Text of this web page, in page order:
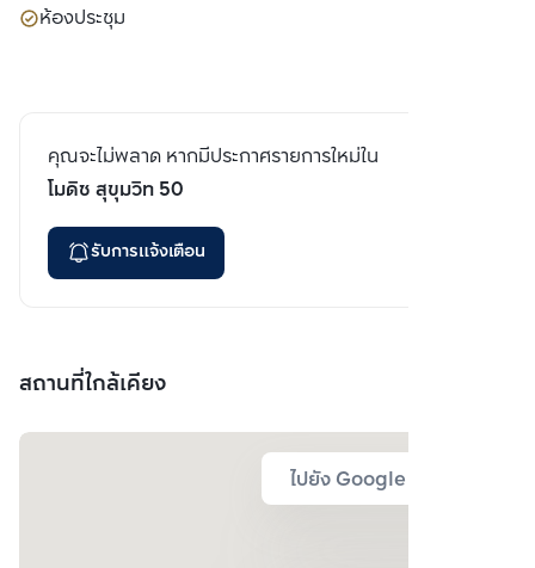
ห้องประชุม
คุณจะไม่พลาด หากมีประกาศรายการใหม่ใน
โมดิซ สุขุมวิท 50
รับการแจ้งเตือน
สถานที่ใกล้เคียง
ไปยัง Google Map